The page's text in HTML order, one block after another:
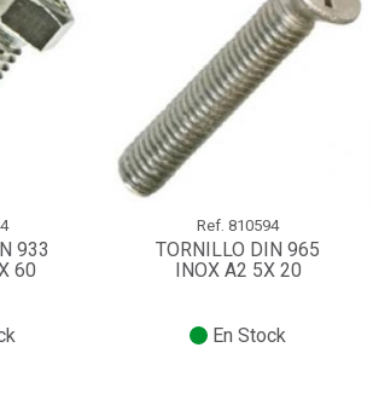
933
60
Ref. 810594
TORNILLO DIN 965
INOX A2 5X 20
En Stock